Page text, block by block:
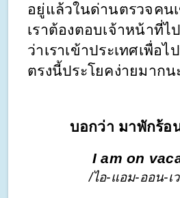
อยู่แล้วในด่านตรวจคน
เราต้องตอบเจ้าหน้าที่ไ
ว่าเราเข้าประเทศเพื่อไ
ตรงนี้ประโยคง่ายมากน
บอกว่า มาพักร้อ
I am on
/ไอ-แอม-ออน-เ